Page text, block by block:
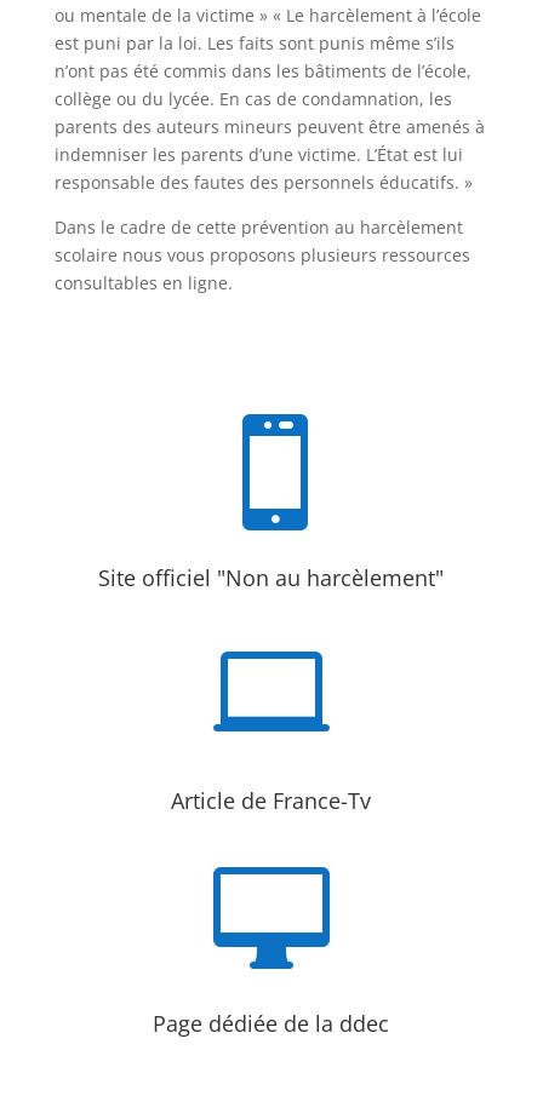
ou mentale de la victime » « Le harcèlement à l’école
est puni par la loi. Les faits sont punis même s’ils
n’ont pas été commis dans les bâtiments de l’école,
collège ou du lycée. En cas de condamnation, les
parents des auteurs mineurs peuvent être amenés à
indemniser les parents d’une victime. L’État est lui
responsable des fautes des personnels éducatifs. »
Dans le cadre de cette prévention au harcèlement
scolaire nous vous proposons plusieurs ressources
consultables en ligne.

Site officiel "Non au harcèlement"

Article de France-Tv

Page dédiée de la ddec